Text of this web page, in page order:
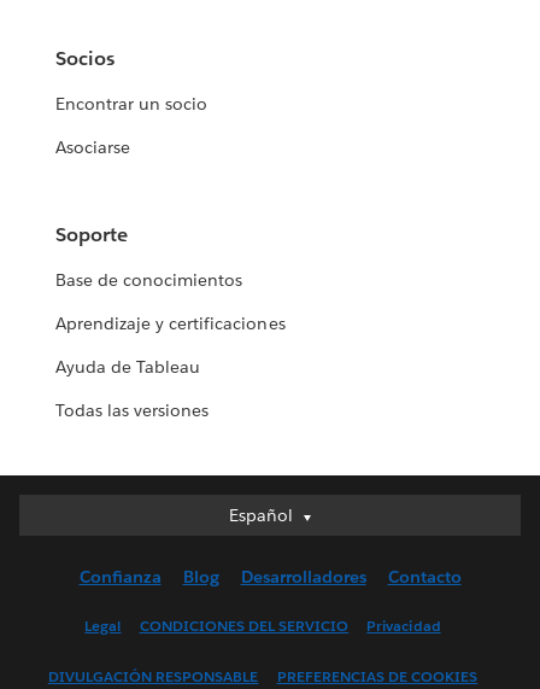
Socios
Encontrar un socio
Asociarse
Soporte
Base de conocimientos
Aprendizaje y certificaciones
Ayuda de Tableau
Todas las versiones
Español
Español
English (UK)
Français (France)
Confianza Blog Desarrolladores Contacto
Legal CONDICIONES DEL SERVICIO Privacidad
DIVULGACIÓN RESPONSABLE PREFERENCIAS DE COOKIES